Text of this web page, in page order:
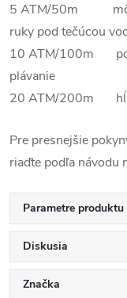
5 ATM/50m
ruky pod tečúcou
10 ATM/100m
plávanie
20 ATM/200m
Pre presnejšie
riaďte podľa návodu
Parametre produktu
Diskusia
Značka